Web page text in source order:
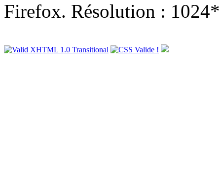
Firefox. Résolution :